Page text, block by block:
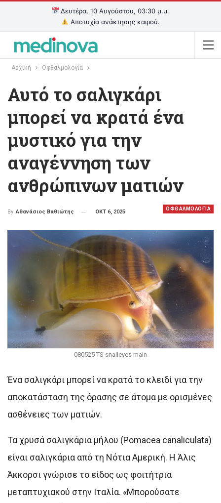
Δευτέρα, 10 Αυγούστου, 03:30 μ.μ.
Αποτυχία ανάκτησης καιρού.
Αρχική Οφθαλμολογία
Αυτό το σαλιγκάρι
μπορεί να κρατά ένα
μυστικό για την
αναγέννηση των
ανθρώπινων ματιών
ΟΦΘΑΛΜΟΛΟΓΙΑ
By Αθανάσιος Βαθιώτης ΟΚΤ 6, 2025
080525 TS snaileyes main
Ένα σαλιγκάρι μπορεί να κρατά το κλειδί για την
αποκατάσταση της όρασης σε άτομα με ορισμένες
ασθένειες των ματιών.
Τα χρυσά σαλιγκάρια μήλου (Pomacea canaliculata)
είναι σαλιγκάρια από τη Νότια Αμερική. Η Άλις
Άκκορσι γνώρισε το είδος ως φοιτήτρια
μεταπτυχιακού στην Ιταλία. «Μπορούσατε